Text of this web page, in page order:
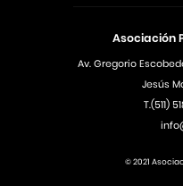
Asociación
Av. Gregorio
Jesús
T.(511)
© 2021